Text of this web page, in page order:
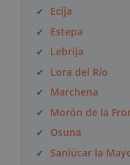
Ecija
Estepa
Lebrija
Lora del Río
Marchena
Morón de la
Osuna
Sanlúcar la